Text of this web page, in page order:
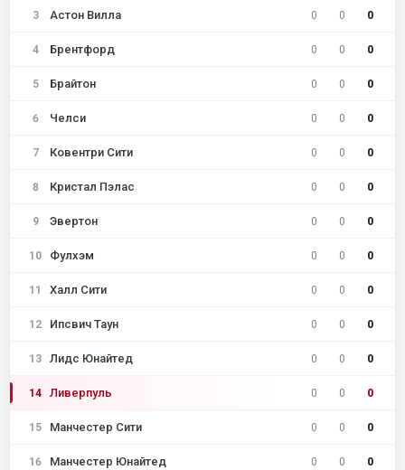
3 Астон Вилла 0 0 0
4 Брентфорд 0 0 0
5 Брайтон 0 0 0
6 Челси 0 0 0
7 Ковентри Сити 0 0 0
8 Кристал Пэлас 0 0 0
9 Эвертон 0 0 0
10 Фулхэм 0 0 0
11 Халл Сити 0 0 0
12 Ипсвич Таун 0 0 0
13 Лидс Юнайтед 0 0 0
14 Ливерпуль 0 0 0
15 Манчестер Сити 0 0 0
16 Манчестер Юнайтед 0 0 0